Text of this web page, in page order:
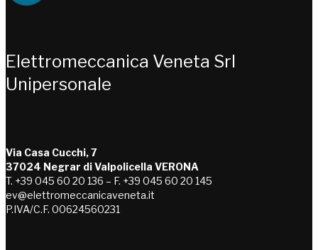
Elettromeccanica Veneta Srl
Unipersonale
Via Casa Cucchi, 7
37024 Negrar di Valpolicella VERONA
T. +39 045 60 20 136 – F. +39 045 60 20 145
ev@elettromeccanicaveneta.it
P.IVA/C.F. 00624560231